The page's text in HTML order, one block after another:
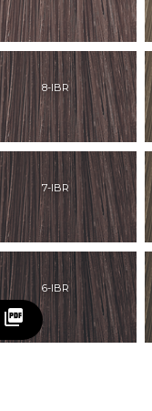
8-lBR
7-lBR
6-lBR